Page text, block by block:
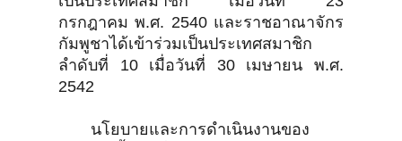
กรกฎาคม พ.ศ. 2540 และราชอาณาจักร
กัมพูชาได้เข้าร่วมเป็นประเทศสมาชิก
ลำดับที่ 10 เมื่อวันที่ 30 เมษายน พ.ศ.
2542
นโยบายและการดำเนินงานของ